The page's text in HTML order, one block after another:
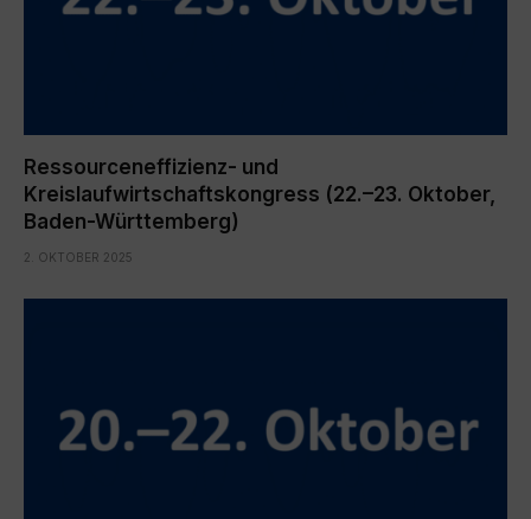
Ressourceneffizienz- und
Kreislaufwirtschaftskongress (22.–23. Oktober,
Baden-Württemberg)
2. OKTOBER 2025